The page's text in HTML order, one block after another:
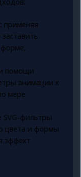
: применяя
форме,
помощи
анимации к
мере
SVG-фильтры
цвета и формы
эффект